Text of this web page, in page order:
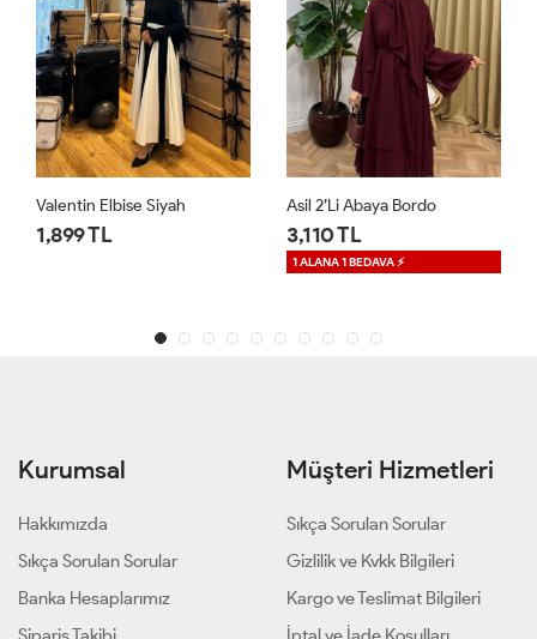
Asil 2’li Abaya Bordo
3,110 TL
RAB Dantelli Elbise Acı Kahve
1,650 TL
1 ALANA 1 BEDAVA ⚡
Kurumsal
Hakkımızda
Sıkça Sorulan Sorular
Banka Hesaplarımız
Müşteri Hizmetleri
Sıkça Sorulan Sorular
Gizlilik ve Kvkk Bilgileri
Kargo ve Teslimat Bilgileri